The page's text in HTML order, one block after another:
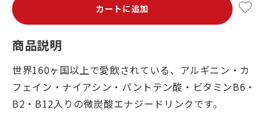
カートに追加
商品説明
世界160ヶ国以上で愛飲されている、アルギニン・カ
フェイン・ナイアシン・パントテン酸・ビタミンB6・
B2・B12入りの微炭酸エナジードリンクです。